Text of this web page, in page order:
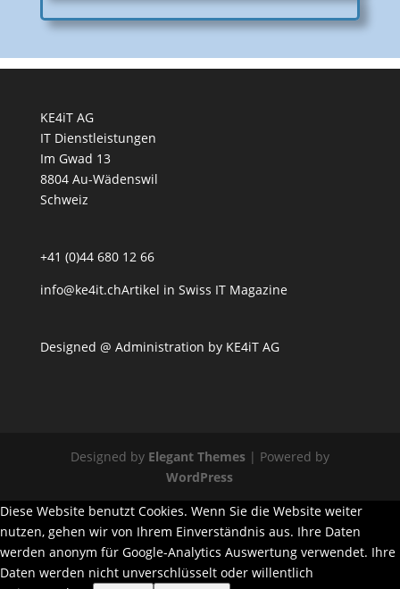
KE4iT AG
IT Dienstleistungen
Im Gwad 13
8804 Au-Wädenswil
Schweiz
+41 (0)44 680 12 66
info@ke4it.chArtikel in Swiss IT Magazine
Designed @ Administration by KE4iT AG
Designed by Elegant Themes| Powered by
WordPress
Diese Website benutzt Cookies. Wenn Sie die Website weiter
nutzen, gehen wir von Ihrem Einverständnis aus. Ihre Daten
werden anonym für Google-Analytics Auswertung verwendet. Ihre
Daten werden nicht unverschlüsselt oder willentlich